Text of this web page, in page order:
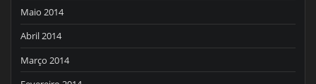
Maio 2014
Abril 2014
Março 2014